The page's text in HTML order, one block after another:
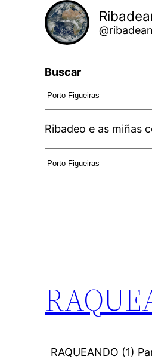
Buscar
Ribadeo e as miñas
RAQUEANDO (1)